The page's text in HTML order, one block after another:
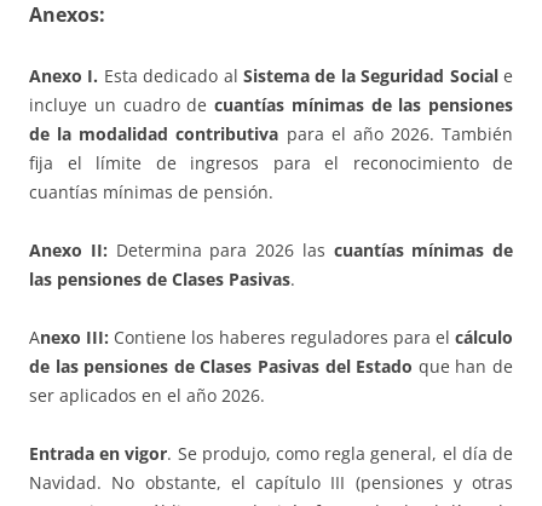
Anexos:
Anexo I. Esta dedicado al Sistema de la Seguridad Sociale
incluye un cuadro de cuantías mínimas de las pensiones
de la modalidad contributiva para el año 2026. También
fija el límite de ingresos para el reconocimiento de
cuantías mínimas de pensión.
Anexo II: Determina para 2026 las cuantías mínimas de
las pensiones de Clases Pasivas.
Anexo III: Contiene los haberes reguladores para el cálculo
de las pensiones de Clases Pasivas del Estado que han de
ser aplicados en el año 2026.
Entrada en vigor. Se produjo, como regla general, el día de
Navidad. No obstante, el capítulo III (pensiones y otras